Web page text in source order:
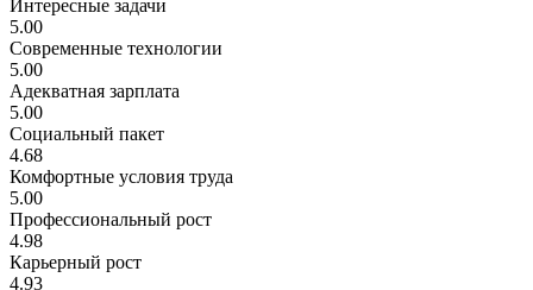
Интересные задачи
5.00
Современные технологии
5.00
Адекватная зарплата
5.00
Социальный пакет
4.68
Комфортные условия труда
5.00
Профессиональный рост
4.98
Карьерный рост
4.93